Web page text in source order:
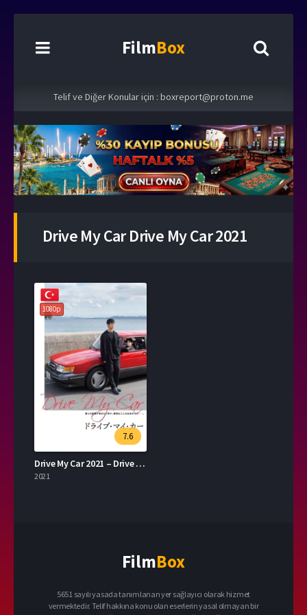
FilmBox
Telif ve Diğer Konular için : boxreport@proton.me
Drive My Car Drive My Car 2021
1080p
7.6
Drive My Car 2021 – Drive My Car 1080p Turkce Dublaj izle
2021
FilmBox
5651 sayılı yasada tanımlanan yer sağlayıcı olarak hizmet
vermektedir. Telif hakkına konu olan eserlerin yasal olmayan bir